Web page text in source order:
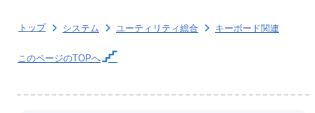
トップ システム ユーティリティ総合 キーボード関連
このページのTOPへ